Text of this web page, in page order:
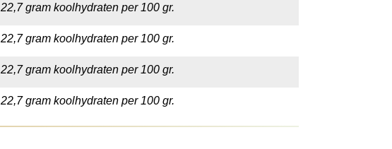
22,7 gram koolhydraten per 100 gr.
22,7 gram koolhydraten per 100 gr.
22,7 gram koolhydraten per 100 gr.
22,7 gram koolhydraten per 100 gr.